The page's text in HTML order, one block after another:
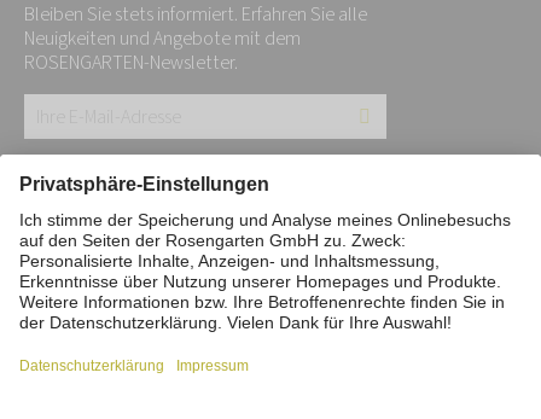
Bleiben Sie stets informiert. Erfahren Sie alle
Neuigkeiten und Angebote mit dem
ROSENGARTEN-Newsletter.
E-
Mail-
Adresse:
*
Impressum Datenschutz
Stiftung
Interne Meldestelle
Zahlungsmittel
Barrierefreiheitserklärung
Vertrag widerrufen